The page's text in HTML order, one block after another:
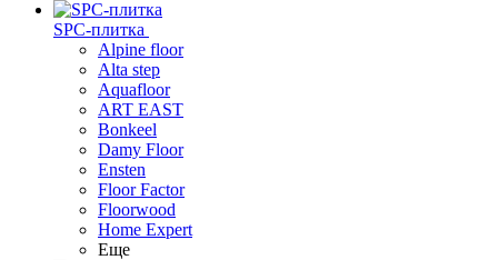
SPC-плитка
Alpine floor
Alta step
Aquafloor
ART EAST
Bonkeel
Damy Floor
Ensten
Floor Factor
Floorwood
Home Expert
Еще